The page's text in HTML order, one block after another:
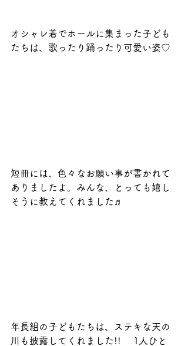
オシャレ着でホールに集まった子ども
たちは、歌ったり踊ったり可愛い姿♡
短冊には、色々なお願い事が書かれて
ありましたよ。みんな、とっても嬉し
そうに教えてくれました♬
年長組の子どもたちは、ステキな天の
川も披露してくれました!! 　1人ひと